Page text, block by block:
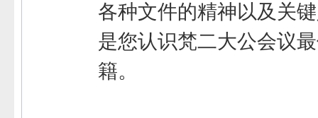
各种文件的精神以及关
是您认识梵二大公会议
籍。